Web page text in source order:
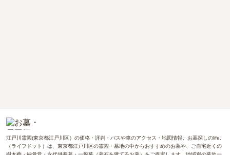
江戸川霊園(東京都江戸川区）の価格・評判・バスや車のアクセス・地図情報。お墓探しのlife.
（ライフドット）は、東京都江戸川区の霊園・墓地の中からおすすめのお墓や、ご自宅近くの